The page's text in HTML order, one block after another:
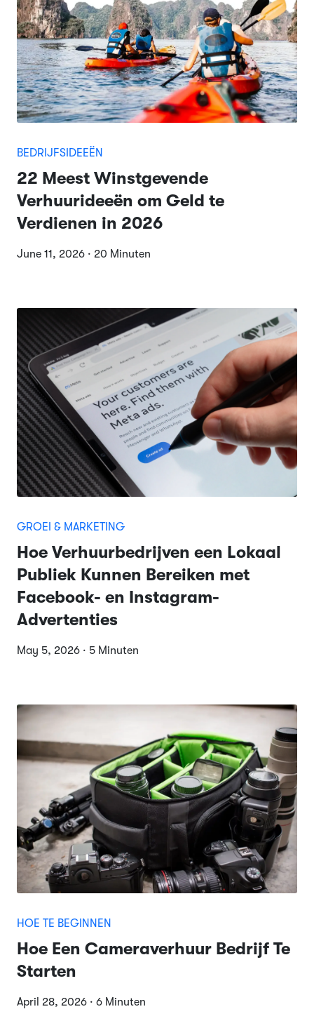
BEDRIJFSIDEEËN
22 Meest Winstgevende
Verhuurideeën om Geld te
Verdienen in 2026
June 11, 2026 · 20 Minuten
GROEI & MARKETING
Hoe Verhuurbedrijven een Lokaal
Publiek Kunnen Bereiken met
Facebook- en Instagram-
Advertenties
May 5, 2026 · 5 Minuten
HOE TE BEGINNEN
Hoe Een Cameraverhuur Bedrijf Te
Starten
April 28, 2026 · 6 Minuten